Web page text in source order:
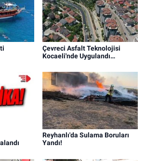
Çevreci Asfalt Teknolojisi
Kocaeli'nde Uygulandı…
Reyhanlı'da Sulama Boruları
Yandı!